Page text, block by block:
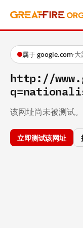
属于 google.com·大
http://
该网址尚未被测试。
立即测试该网址